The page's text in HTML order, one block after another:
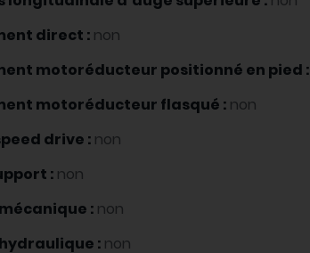
direct : non
motoréducteur positionné en pied :
motoréducteur flasqué : non
drive : non
: non
: non
: non